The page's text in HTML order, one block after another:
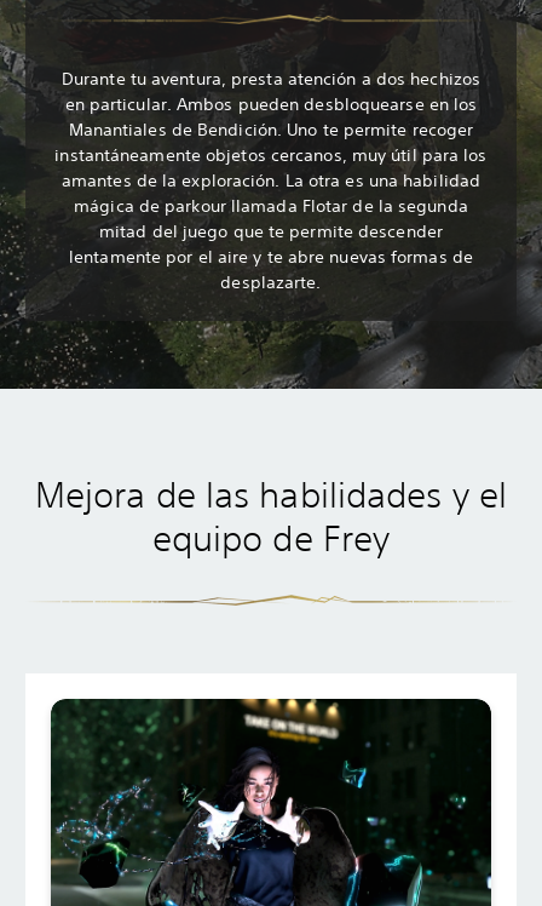
Durante tu aventura, presta atención a dos hechizos
en particular. Ambos pueden desbloquearse en los
Manantiales de Bendición. Uno te permite recoger
instantáneamente objetos cercanos, muy útil para los
amantes de la exploración. La otra es una habilidad
mágica de parkour llamada Flotar de la segunda
mitad del juego que te permite descender
lentamente por el aire y te abre nuevas formas de
desplazarte.
Mejora de las habilidades y el
equipo de Frey